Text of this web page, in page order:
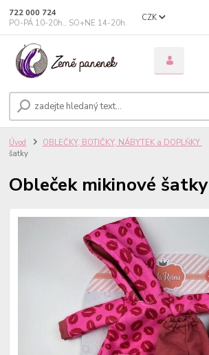
CZK
722 000 724
PO-PÁ 10-20h., SO+NE 14-20h.
Úvod OBLEČKY, BOTIČKY, NÁBYTEK a DOPLŇKY
šatky
Obleček mikinové šatky